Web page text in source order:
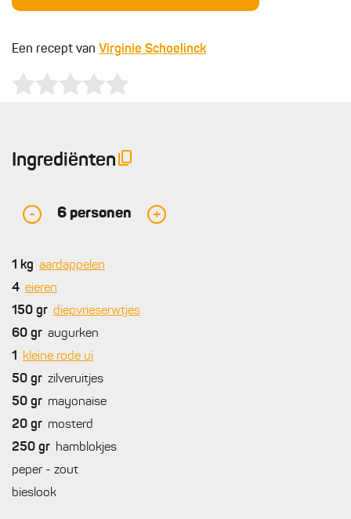
Een recept van Virginie Schoelinck
Ingrediënten
- 6 personen +
1 kg aardappelen
4 eieren
150 gr diepvrieserwtjes
60 gr augurken
1
kleine rode ui
50 gr zilveruitjes
50 gr mayonaise
20 gr mosterd
250 gr hamblokjes
peper - zout
bieslook